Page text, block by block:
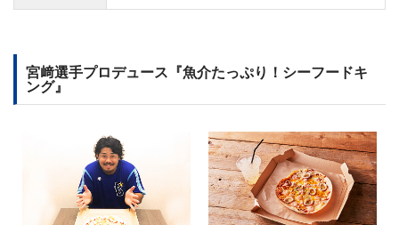
宮﨑選手プロデュース『魚介たっぷり！シーフードキ
ング』